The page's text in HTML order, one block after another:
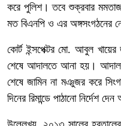
করে পুলিশ। তবে শুক্রবার
মত বিএনপি ও এর অঙ্গসংগঠনের
কোর্ট ইন্সপেক্টর মো. আবুল খায়ের
শেষে আদালতে আনা হয়। আদালতে
শেষে জামিন না মঞুজর করে
দিনের রিমান্ডে পাঠানো নির্দেশ